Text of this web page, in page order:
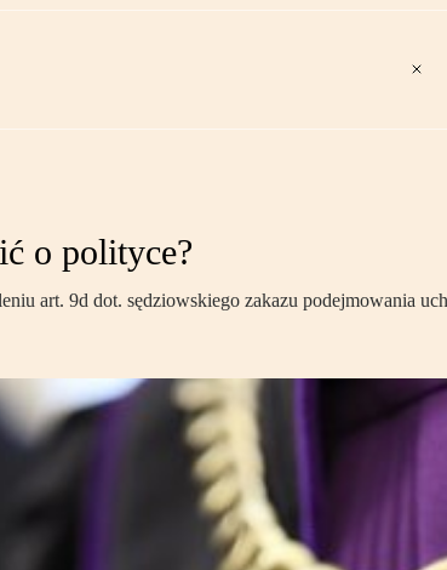
o polityce?
art. 9d dot. sędziowskiego zakazu podejmowania